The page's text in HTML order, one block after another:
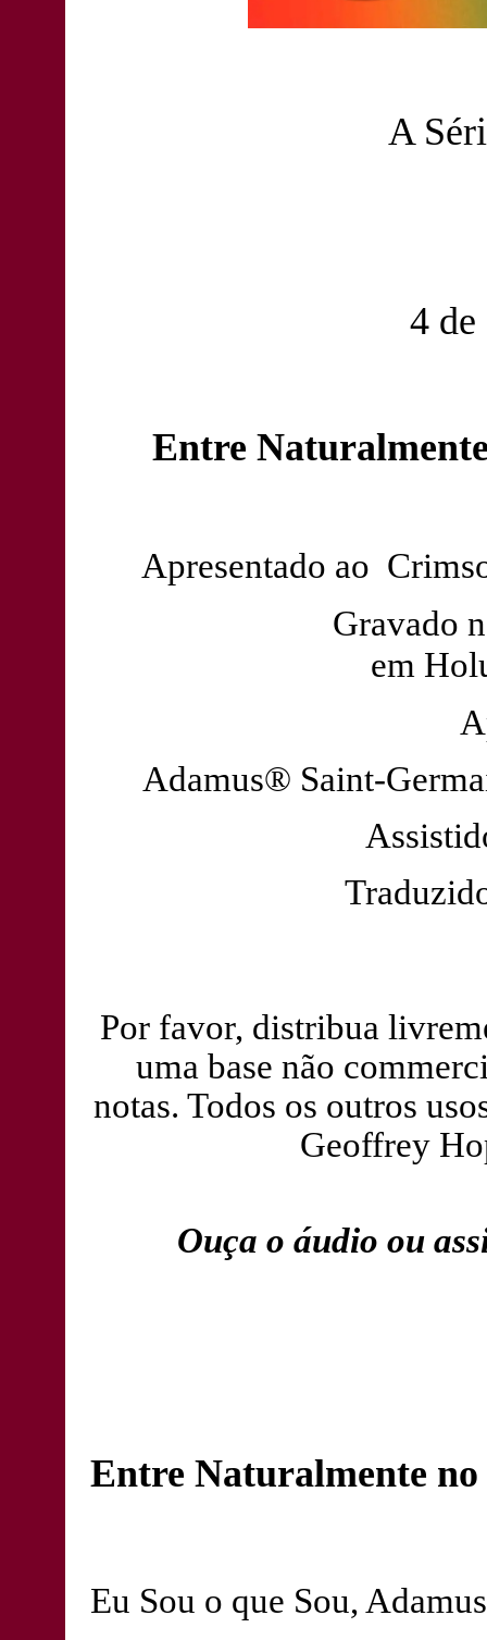
A
4
Entre
Apresentado ao
Gravado
em
Adamus® Saint-
Por favor, distribua
uma base não
notas. Todos os outros
Geoffrey
Ouça o áudio ou
Entre Naturalmente
Eu Sou o que Sou,